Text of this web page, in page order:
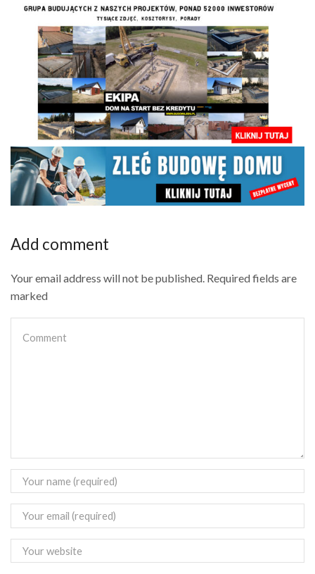
Add comment
Your email address will not be published. Required fields are
marked